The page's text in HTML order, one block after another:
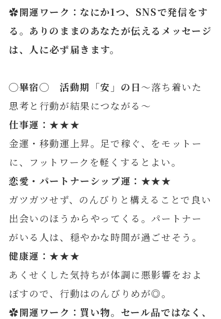
✿開運ワーク：なにか1つ、SNSで発信をす
る。ありのままのあなたが伝えるメッセージ
は、人に必ず届きます。
◯畢宿◯ 活動期「安」の日～落ち着いた
思考と行動が結果につながる～
仕事運：★★★
金運・移動運上昇。足で稼ぐ、をモットー
に、フットワークを軽くするとよい。
恋愛・パートナーシップ運：★★★
ガツガツせず、のんびりと構えることで良い
出会いのほうからやってくる。パートナー
がいる人は、穏やかな時間が過ごせそう。
健康運：★★★
あくせくした気持ちが体調に悪影響をおよ
ぼすので、行動はのんびりめが◎。
✿開運ワーク：買い物。セール品ではなく、